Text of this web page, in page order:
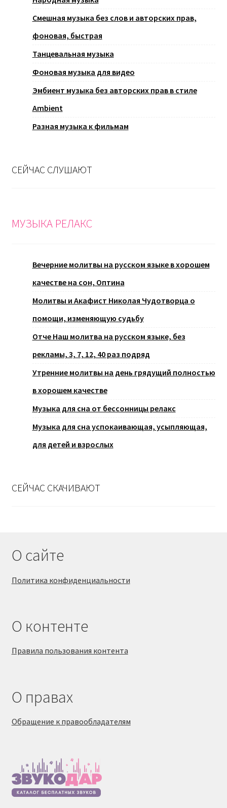
Смешная музыка без слов и авторских прав,
фоновая, быстрая
Танцевальная музыка
Фоновая музыка для видео
Эмбиент музыка без авторских прав в стиле
Ambient
Разная музыка к фильмам
СЕЙЧАС СЛУШАЮТ
МУЗЫКА РЕЛАКС
Вечерние молитвы на русском языке в хорошем
качестве на сон, Оптина
Молитвы и Акафист Николая Чудотворца о
помощи, изменяющую судьбу
Отче Наш молитва на русском языке, без
рекламы, 3, 7, 12, 40 раз подряд
Утренние молитвы на день грядущий полностью
в хорошем качестве
Музыка для сна от бессонницы релакс
Музыка для сна успокаивающая, усыпляющая,
для детей и взрослых
СЕЙЧАС СКАЧИВАЮТ
О сайте
Политика конфиденциальности
О контенте
Правила пользования контента
О правах
Обращение к правообладателям